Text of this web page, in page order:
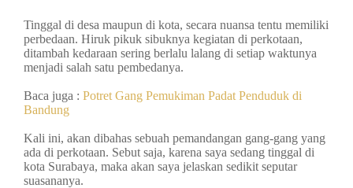
Tinggal di desa maupun di kota, secara nuansa tentu memiliki
perbedaan. Hiruk pikuk sibuknya kegiatan di perkotaan,
ditambah kedaraan sering berlalu lalang di setiap waktunya
menjadi salah satu pembedanya.
Baca juga : Potret Gang Pemukiman Padat Penduduk di
Bandung
Kali ini, akan dibahas sebuah pemandangan gang-gang yang
ada di perkotaan. Sebut saja, karena saya sedang tinggal di
kota Surabaya, maka akan saya jelaskan sedikit seputar
suasananya.